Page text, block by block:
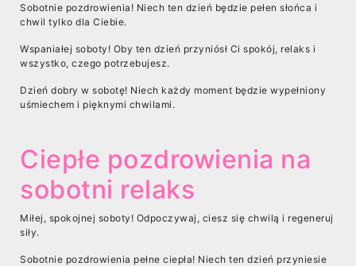
Sobotnie pozdrowienia! Niech ten dzień będzie pełen słońca i
chwil tylko dla Ciebie.
Wspaniałej soboty! Oby ten dzień przyniósł Ci spokój, relaks i
wszystko, czego potrzebujesz.
Dzień dobry w sobotę! Niech każdy moment będzie wypełniony
uśmiechem i pięknymi chwilami.
Ciepłe pozdrowienia na
sobotni relaks
Miłej, spokojnej soboty! Odpoczywaj, ciesz się chwilą i regeneruj
siły.
Sobotnie pozdrowienia pełne ciepła! Niech ten dzień przyniesie